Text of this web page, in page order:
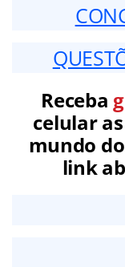
Receba
celular
mundo
link